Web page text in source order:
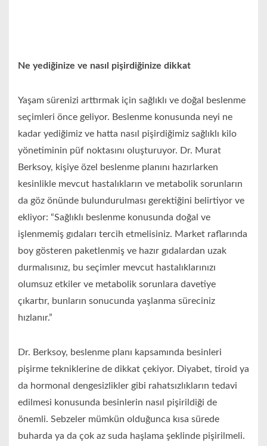
Ne yediğinize ve nasıl pişirdiğinize dikkat
Yaşam sürenizi arttırmak için sağlıklı ve doğal beslenme
seçimleri önce geliyor. Beslenme konusunda neyi ne
kadar yediğimiz ve hatta nasıl pişirdiğimiz sağlıklı kilo
yönetiminin püf noktasını oluşturuyor. Dr. Murat
Berksoy, kişiye özel beslenme planını hazırlarken
kesinlikle mevcut hastalıkların ve metabolik sorunların
da göz önünde bulundurulması gerektiğini belirtiyor ve
ekliyor: “Sağlıklı beslenme konusunda doğal ve
işlenmemiş gıdaları tercih etmelisiniz. Market raflarında
boy gösteren paketlenmiş ve hazır gıdalardan uzak
durmalısınız, bu seçimler mevcut hastalıklarınızı
olumsuz etkiler ve metabolik sorunlara davetiye
çıkartır, bunların sonucunda yaşlanma süreciniz
hızlanır.”
Dr. Berksoy, beslenme planı kapsamında besinleri
pişirme tekniklerine de dikkat çekiyor. Diyabet, tiroid ya
da hormonal dengesizlikler gibi rahatsızlıkların tedavi
edilmesi konusunda besinlerin nasıl pişirildiği de
önemli. Sebzeler mümkün olduğunca kısa sürede
buharda ya da çok az suda haşlama şeklinde pişirilmeli.